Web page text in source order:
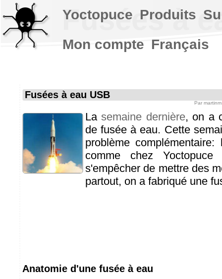
Fusées à
Fusées à eau USB
Par martinm
Lasemaine dernière, on a
de fusée à eau. Cette
problème
comme chez
s'empêcher de mettre des
partout, on a fabriqué une
Anatomie d'une fusée à eau
Yoctopuce Produits
Mon compte Français